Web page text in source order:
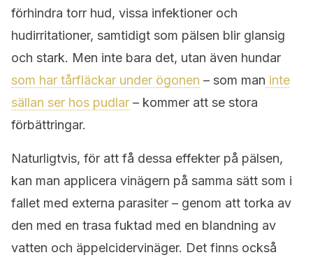
förhindra torr hud, vissa infektioner och
hudirritationer, samtidigt som pälsen blir glansig
och stark. Men inte bara det, utan även hundar
som har tårfläckar under ögonen – som man inte
sällan ser hos pudlar – kommer att se stora
förbättringar.
Naturligtvis, för att få dessa effekter på pälsen,
kan man applicera vinägern på samma sätt som i
fallet med externa parasiter – genom att torka av
den med en trasa fuktad med en blandning av
vatten och äppelcidervinäger. Det finns också